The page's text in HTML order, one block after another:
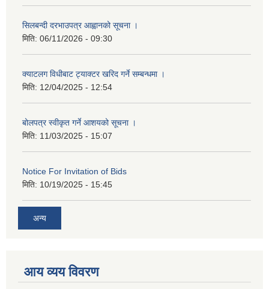
सिलबन्दी दरभाउपत्र आह्वानको सूचना ।
मिति: 06/11/2026 - 09:30
क्याटलग विधीबाट ट्याक्टर खरिद गर्ने सम्बन्धमा ।
मिति: 12/04/2025 - 12:54
बोलपत्र स्वीकृत गर्ने आशयको सूचना ।
मिति: 11/03/2025 - 15:07
Notice For Invitation of Bids
मिति: 10/19/2025 - 15:45
अन्य
आय व्यय विवरण